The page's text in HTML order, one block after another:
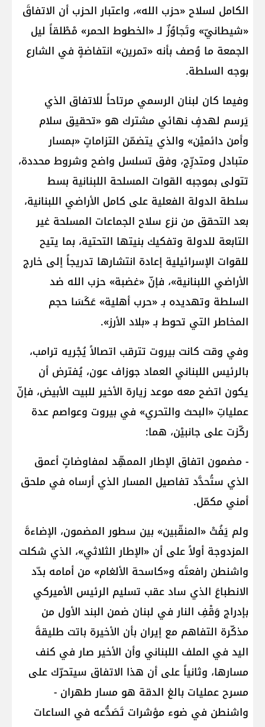
الكامل لسلاح «حزب الله»، واعتبار الحزب أن الاتفاقَ
«شيطانيّ» وتَجاوُزٌ لـ «الخطوط الحمر» مْطْلقاً ليل
الجمعة ما وُصف بأنه «تمرين» انتفاضةٍ في الشارع
بوجه السلطة.
وفيما كان لبنان الرسمي مرتاحاً للاتفاق الذي
يَرسم لهدفٍ نهائي مشترك هو «تحقيق سلام
وأمن دائميْن» والذي يتضمّن التزاماتٍ «بمسار
متبادل ومتدرِّج، وفق تسلسل واضح وشروط محددة،
تتولى بموجبه القوات المسلحة اللبنانية بسط
سلطة الدولة الفعلية على كامل الأراضي اللبنانية،
بعد التحقق من نزع سلاح الجماعات المسلحة غير
التابعة للدولة وتفكيك بنيتها التحتية، بما يتيح
للقوات الإسرائيلية إعادة انتشارها تدريجاً إلى خارج
الأراضي اللبنانية»، فإنّ «غضبة» حزب الله ضد
السلطة وتهديده بـ «حرب أهلية» عَكَسَا حجم
المخاطر التي تحوط بـ «بلاد الأرز».
وفي وقت كانت بيروت تترقب اتصالاً يُجْريه ترامب،
بالرئيس اللبناني العماد جوزاف عون، يُفترض أن
يكون اتضح معه موعد زيارة الأخير للبيت الأبيض، فإنّ
عملياتِ «البحث والتحري» في بيروت وعواصم عدة
ركّزت على جانبيْن، هما:
- مضمون اتفاق الإطار الممهِّد لمفاوضاتٍ أعمق
الذي ستُحدَّد تفاصيل المسار الذي أرساه في ملحق
أمني مكمّل.
ولم يَفُتْ «المنقّبين» بين سطور المضمون، الإضاءةَ
المزدوجة أولاً على أن «الإطار الثلاثي»، الذي شكلت
واشنطن رافعتَه و«كاسحة الألغام» من أمامه بدّد
الانطباعَ الذي ساد عقب تسليم الرئيس الأميركي
بإدراج وَقْفِ النار في لبنان ضمن البند الأول من
مذكّرة التفاهم مع إيران بأن الأخيرة باتت طليقةَ
اليد في الملف اللبناني وأن الأخير صار في كنف
مسارها، وثانياً على أن هذا الاتفاق سيتحرّك على
مسرح عمليات بالغ الدقة هو مسار طهران -
واشنطن في ضوء مؤشرات تَصَدُّعه في الساعات